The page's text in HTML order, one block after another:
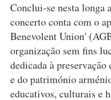
Conclui-se nesta longa
concerto conta com o
Benevolent Union'
organização sem fins
dedicada à
e do património
educativos, culturais e